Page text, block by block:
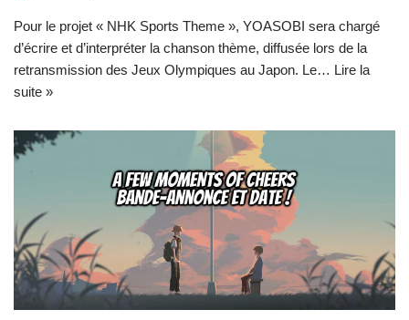
Pour le projet « NHK Sports Theme », YOASOBI sera chargé
d’écrire et d’interpréter la chanson thème, diffusée lors de la
retransmission des Jeux Olympiques au Japon. Le… Lire la
suite »